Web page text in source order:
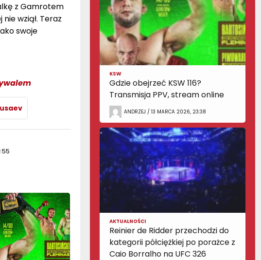
z Gamrotem
wziął. Teraz
swoje
KSW
Gdzie obejrzeć KSW 116?
Transmisja PPV, stream online
ANDRZEJ / 13 MARCA 2026, 23:38
AKTUALNOŚCI
Reinier de Ridder przechodzi do
kategorii półciężkiej po porażce z
Caio Borralho na UFC 326